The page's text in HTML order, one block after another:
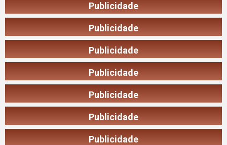
Publicidade
Publicidade
Publicidade
Publicidade
Publicidade
Publicidade
Publicidade